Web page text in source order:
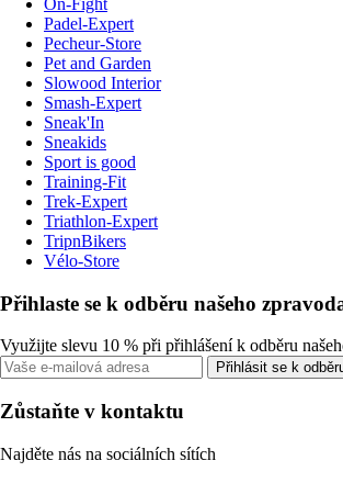
Padel-Expert
Pecheur-Store
Pet and Garden
Slowood Interior
Smash-Expert
Sneak'In
Sneakids
Sport is good
Training-Fit
Trek-Expert
Triathlon-Expert
TripnBikers
Vélo-Store
Přihlaste se k odběru našeho
Využijte slevu 10 % při přihlášení k odběru
Přihlásit se k
Zůstaňte v kontaktu
Najděte nás na sociálních sítích